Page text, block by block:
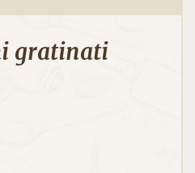
gratinati